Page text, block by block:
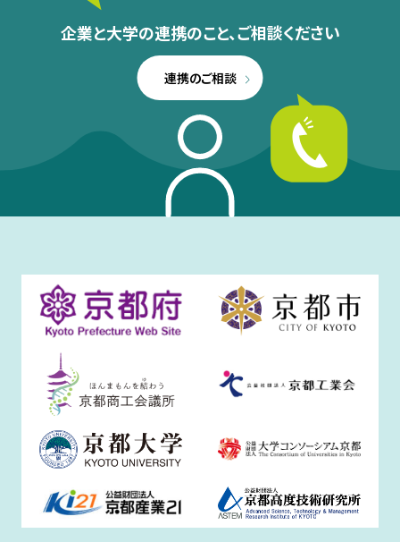
企業と大学の連携のこと、ご相談ください
連携のご相談